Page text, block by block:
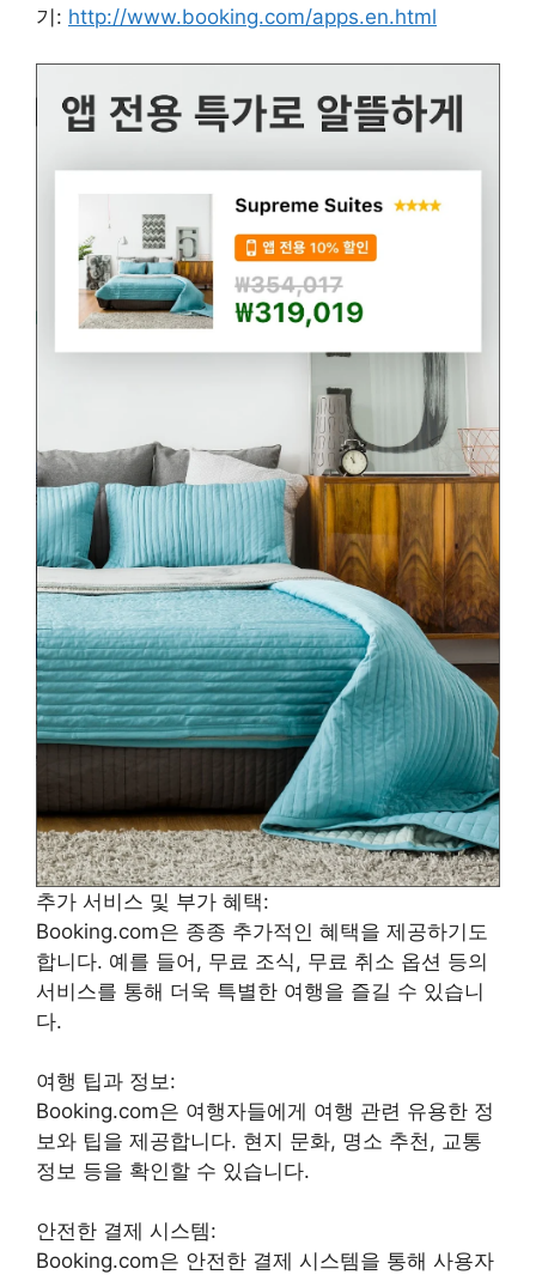
기: http://www.booking.com/apps.en.html
추가 서비스 및 부가 혜택:
Booking.com은 종종 추가적인 혜택을 제공하기도
합니다. 예를 들어, 무료 조식, 무료 취소 옵션 등의
서비스를 통해 더욱 특별한 여행을 즐길 수 있습니
다.
여행 팁과 정보:
Booking.com은 여행자들에게 여행 관련 유용한 정
보와 팁을 제공합니다. 현지 문화, 명소 추천, 교통
정보 등을 확인할 수 있습니다.
안전한 결제 시스템:
Booking.com은 안전한 결제 시스템을 통해 사용자